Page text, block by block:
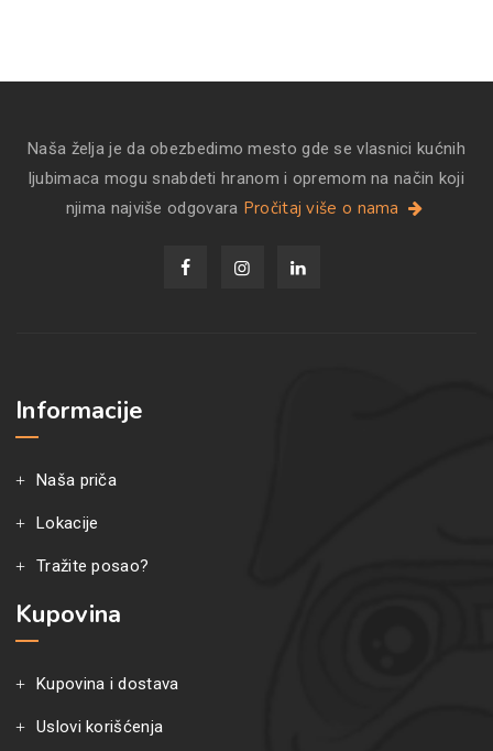
Naša želja je da obezbedimo mesto gde se vlasnici kućnih
ljubimaca mogu snabdeti hranom i opremom na način koji
njima najviše odgovara Pročitaj više o nama
Informacije
Naša priča
Lokacije
Tražite posao?
Kupovina
Kupovina i dostava
Uslovi korišćenja